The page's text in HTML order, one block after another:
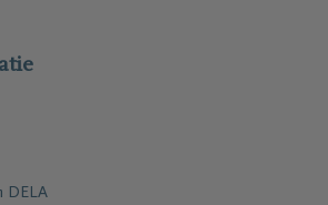
DELA